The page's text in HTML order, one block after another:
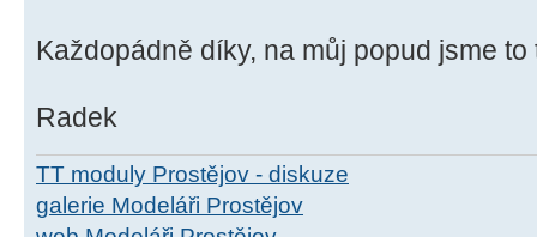
Každopádně díky, na můj popud jsme
Radek
TT moduly Prostějov - diskuze
galerie Modeláři Prostějov